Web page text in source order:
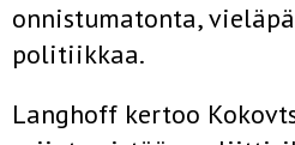
onnistumatonta,
politiikkaa.
Langhoff kertoo